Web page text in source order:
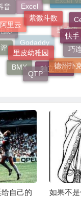
Excel
Excel
技术流
Godaddy
影
音
巧
独立博客
BMX
阿里云
紫微斗数
快手
德州扑
QTP
里皮幼稚园
自己的
如果不